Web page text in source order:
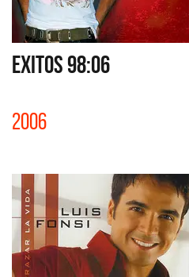
EXITOS 98:06
2006